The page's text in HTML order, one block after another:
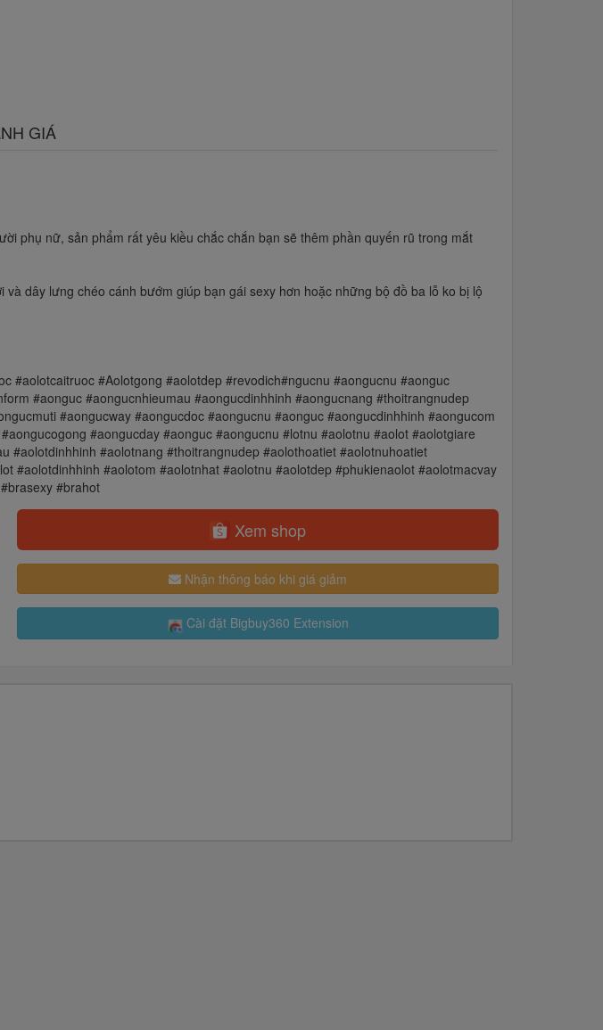
GIÁ
phụ nữ, sản phẩm rất yêu kiều chắc chắn bạn sẽ thêm phần quyến rũ trong mắt
dây lưng chéo cánh bướm giúp bạn gái sexy hơn hoặc những bộ đồ ba lỗ ko bị lộ
#aolotcaitruoc #Aolotgong #aolotdep #revodich#ngucnu #aongucnu #aonguc
#aonguc #aongucnhieumau #aongucdinhhinh #aongucnang #thoitrangnudep
#aongucway #aongucdoc #aongucnu #aonguc #aongucdinhhinh #aongucom
#aongucday #aonguc #aongucnu #lotnu #aolotnu #aolot #aolotgiare
#aolotdinhhinh #aolotnang #thoitrangnudep #aolothoatiet #aolotnuhoatiet
#aolotdinhhinh #aolotom #aolotnhat #aolotnu #aolotdep #phukienaolot #aolotmacvay
#brahot
Xem shop
Nhận thông báo khi giá giảm
Cài đặt Bigbuy360 Extension